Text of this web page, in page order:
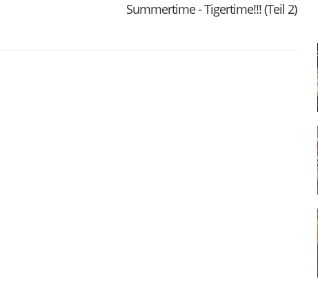
Summertime - Tigertime!!! (Teil 2)